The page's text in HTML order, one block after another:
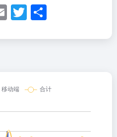
E
m
ail
T
wi
tt